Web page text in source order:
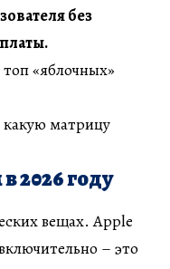
без
«яблочных»
какую матрицу
2026 году
вещах. Apple
– это